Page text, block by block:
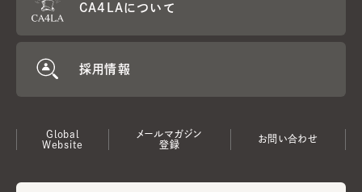
CA4LAについて
採用情報
Global
Website
メールマガジン
登録
お問い合わせ